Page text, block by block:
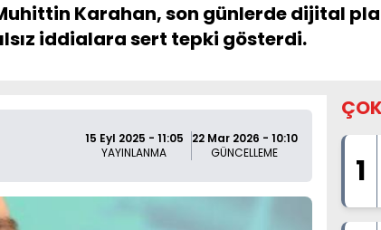
Karahan, son günlerde dijital
iddialara sert tepki gösterdi.
15 Eyl 2025 - 11:05
YAYINLANMA
22 Mar 2026 - 10:10
GÜNCELLEME
1